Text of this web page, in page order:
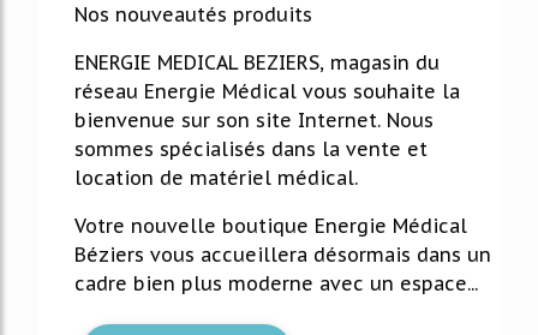
Nos nouveautés produits
ENERGIE MEDICAL BEZIERS, magasin du
réseau Energie Médical vous souhaite la
bienvenue sur son site Internet. Nous
sommes spécialisés dans la vente et
location de matériel médical.
Votre nouvelle boutique Energie Médical
Béziers vous accueillera désormais dans un
cadre bien plus moderne avec un espace...